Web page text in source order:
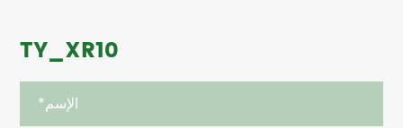
TY_XR10